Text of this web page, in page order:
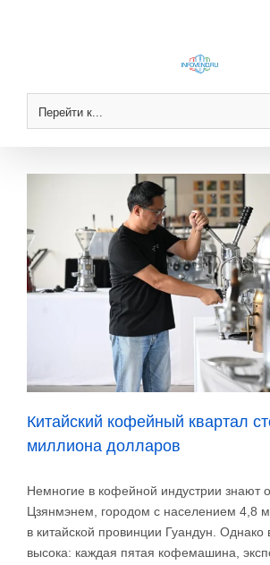
Перейти к...
Китайский кофейный квартал
миллиона долларов
Немногие в кофейной индустрии знают
Цзянмэнем, городом с населением 4,8
в китайской провинции Гуандун. Однако
высока: каждая пятая кофемашина,